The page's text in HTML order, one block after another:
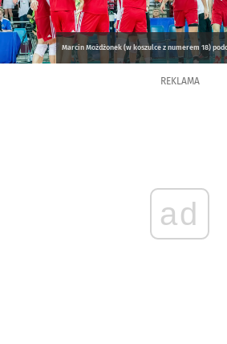
Marcin Możdżonek (w koszulce z numerem 18)
REKLAMA
ad